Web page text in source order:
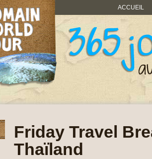
ACCUEIL
Friday Travel
Thaïland